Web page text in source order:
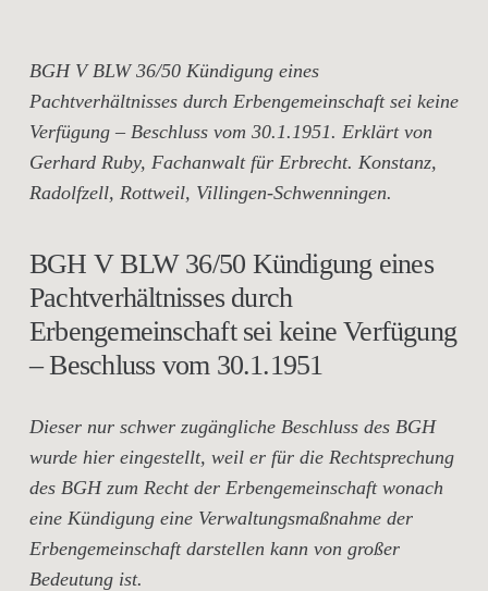
BGH V BLW 36/50 Kündigung eines
Pachtverhältnisses durch Erbengemeinschaft sei keine
Verfügung – Beschluss vom 30.1.1951. Erklärt von
Gerhard Ruby, Fachanwalt für Erbrecht. Konstanz,
Radolfzell, Rottweil, Villingen-Schwenningen.
BGH V BLW 36/50 Kündigung eines
Pachtverhältnisses durch
Erbengemeinschaft sei keine Verfügung
– Beschluss vom 30.1.1951
Dieser nur schwer zugängliche Beschluss des BGH
wurde hier eingestellt, weil er für die Rechtsprechung
des BGH zum Recht der Erbengemeinschaft wonach
eine Kündigung eine Verwaltungsmaßnahme der
Erbengemeinschaft darstellen kann von großer
Bedeutung ist.